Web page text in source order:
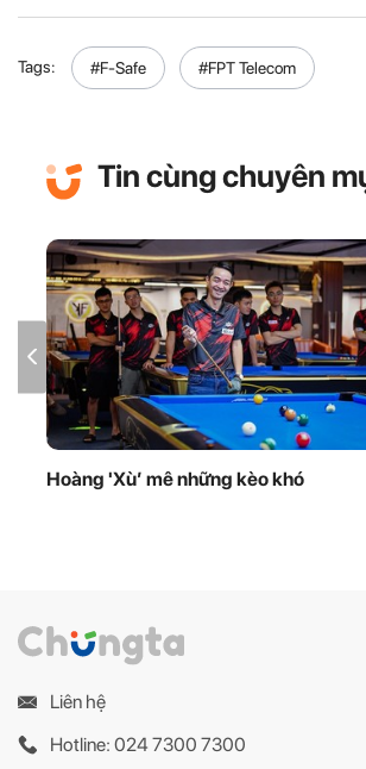
Tags: #F-Safe #FPT Telecom
Tin cùng chuyên
Hoàng 'Xù’ mê những kèo khó
Liên hệ
Hotline: 024 7300 7300